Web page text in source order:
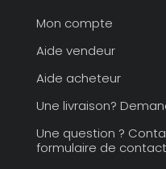
Mon compte
Aide vendeur
Aide acheteur
Une livraison?
Une question ?
formulaire de